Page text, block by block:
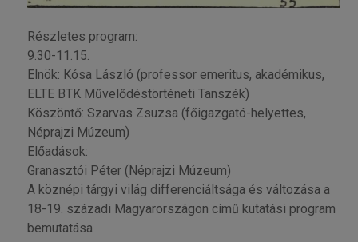
Részletes program:
9.30-11.15.
Elnök: Kósa László (professor emeritus, akadémikus,
ELTE BTK Művelődéstörténeti Tanszék)
Köszöntő: Szarvas Zsuzsa (főigazgató-helyettes,
Néprajzi Múzeum)
Előadások:
Granasztói Péter (Néprajzi Múzeum)
A köznépi tárgyi világ differenciáltsága és változása a
18-19. századi Magyarországon című kutatási program
bemutatása